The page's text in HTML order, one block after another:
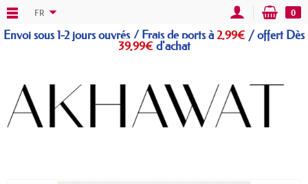
Envoi sous 1-2 jours ouvrés / Frais de ports à 2,99€ /offert Dès
39,99€d'achat
FR 0